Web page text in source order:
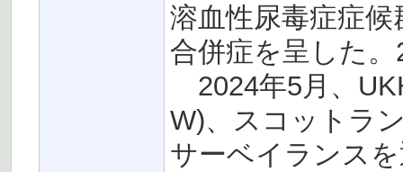
溶血性尿毒症症
合併症を呈した
2024年5月、
W)、スコットラ
サーベイランス